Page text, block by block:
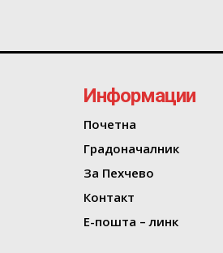
Информации
Почетна
Градоначалник
За Пехчево
Контакт
Е-пошта – линк